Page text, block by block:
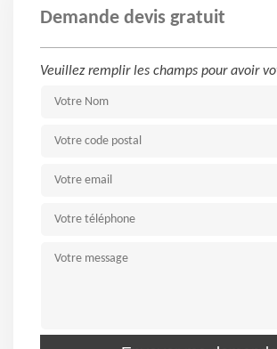
Demande devis gratuit
Veuillez remplir les champs pour avoir